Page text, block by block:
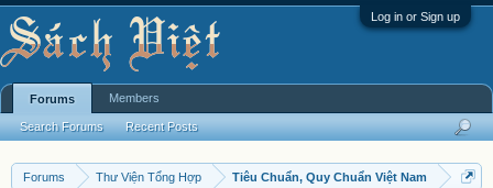
Log in or Sign up
Forums Thư Viện Tổng Hợp Tiêu Chuẩn, Quy Chuẩn Việt Nam
Forums
Search Forums Recent Posts
Members